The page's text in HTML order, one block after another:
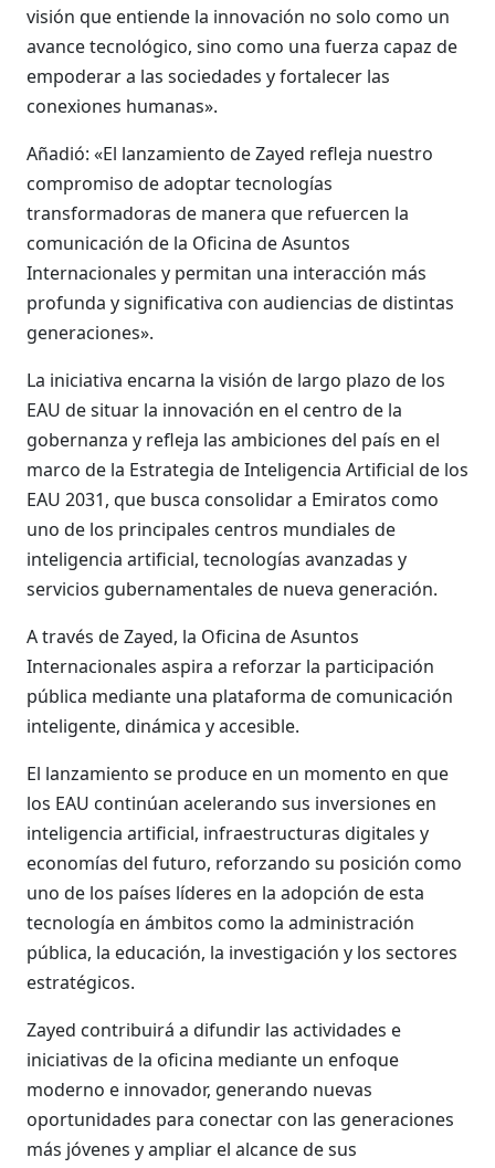
visión que entiende la innovación no solo como un
avance tecnológico, sino como una fuerza capaz de
empoderar a las sociedades y fortalecer las
conexiones humanas».
Añadió: «El lanzamiento de Zayed refleja nuestro
compromiso de adoptar tecnologías
transformadoras de manera que refuercen la
comunicación de la Oficina de Asuntos
Internacionales y permitan una interacción más
profunda y significativa con audiencias de distintas
generaciones».
La iniciativa encarna la visión de largo plazo de los
EAU de situar la innovación en el centro de la
gobernanza y refleja las ambiciones del país en el
marco de la Estrategia de Inteligencia Artificial de los
EAU 2031, que busca consolidar a Emiratos como
uno de los principales centros mundiales de
inteligencia artificial, tecnologías avanzadas y
servicios gubernamentales de nueva generación.
A través de Zayed, la Oficina de Asuntos
Internacionales aspira a reforzar la participación
pública mediante una plataforma de comunicación
inteligente, dinámica y accesible.
El lanzamiento se produce en un momento en que
los EAU continúan acelerando sus inversiones en
inteligencia artificial, infraestructuras digitales y
economías del futuro, reforzando su posición como
uno de los países líderes en la adopción de esta
tecnología en ámbitos como la administración
pública, la educación, la investigación y los sectores
estratégicos.
Zayed contribuirá a difundir las actividades e
iniciativas de la oficina mediante un enfoque
moderno e innovador, generando nuevas
oportunidades para conectar con las generaciones
más jóvenes y ampliar el alcance de sus